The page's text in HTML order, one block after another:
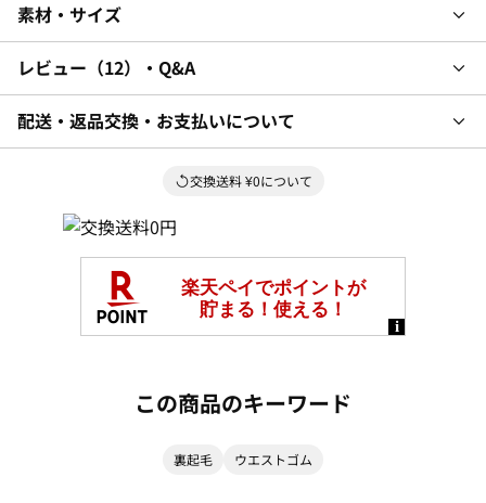
素材・サイズ
レビュー 12 ・Q&A
配送・返品交換・お支払いについて
交換送料 ¥0について
この商品のキーワード
裏起毛 ウエストゴム